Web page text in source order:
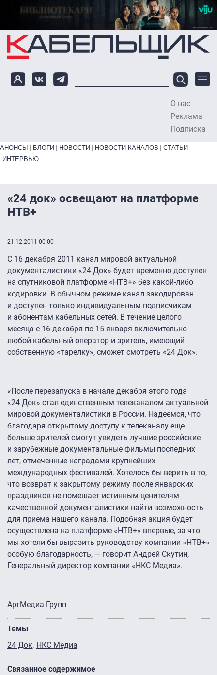
Перейти к основному содержанию
О нас
Реклама
Подписка
Primary links bottom
АНОНСЫ БЛОГИ НОВОСТИ НОВОСТИ КАНАЛОВ
СТАТЬИ
ИНТЕРВЬЮ
«24 док» освещают на платформе
НТВ+
21.12.2011 00:00
С 16 декабря 2011 канал мировой актуальной
документалистики «24 Док» будет временно доступен
на спутниковой платформе «НТВ+» без какой-либо
кодировки. В обычном режиме канал закодирован
и доступен только индивидуальным подписчикам
и абонентам кабельных сетей. В течение целого
месяца с 16 декабря по 15 января включительно
любой кабельный оператор и зритель, имеющий
собственную «тарелку», сможет смотреть «24 Док».
«После перезапуска в начале декабря этого года
«24 Док» стал единственным телеканалом актуальной
мировой документалистики в России. Надеемся, что
благодаря открытому доступу к телеканалу еще
больше зрителей смогут увидеть лучшие российские
и зарубежные документальные фильмы последних
лет, отмеченные наградами крупнейших
международных фестивалей. Хотелось бы верить в то,
что возврат к закрытому режиму после январских
праздников не помешает истинным ценителям
качественной документалистики найти возможность
для приема нашего канала. Подобная акция будет
осуществлена на платформе «НТВ+» впервые, за что
мы хотели бы выразить руководству компании «НТВ+»
особую благодарность, — говорит Андрей Скутин,
Генеральный директор компании «НКС Медиа».
АртМедиа Групп
Темы
24 Док НКС Медиа
Связанное содержимое